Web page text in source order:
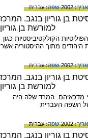
2002 שפה:עברית
הקולקטיביסטיות כגון
היהודים מתוך ההיסטוריה אשר
2002 שפה:עברית
מדכאיהם. המרד שלה היה
של השפה העברית
2002 שפה:עברית